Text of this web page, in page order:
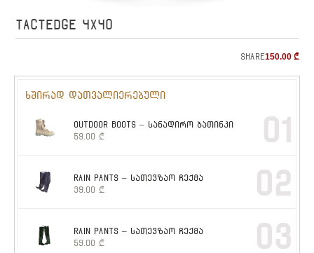
TACTEDGE 4X40
150.00 ₾
Share
ხშირად დათვალიერებული
OUTDOOR BOOTS – სანადირო ბათინკი
59.00 ₾ 01
RAIN PANTS – სათევზაო ჩექმა
39.00 ₾ 02
RAIN PANTS – სათევზაო ჩექმა
59.00 ₾ 03